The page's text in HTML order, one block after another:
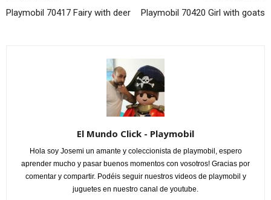
Playmobil 70417 Fairy with deer Playmobil 70420 Girl with goats
El Mundo Click - Playmobil
Hola soy Josemi un amante y coleccionista de playmobil, espero
aprender mucho y pasar buenos momentos con vosotros! Gracias por
comentar y compartir. Podéis seguir nuestros videos de playmobil y
juguetes en nuestro canal de youtube.